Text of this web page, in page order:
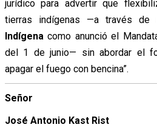
jurídico para advertir que
tierras indígenas —a través de
Indígena como anunció el
del 1 de junio— sin abordar el
apagar el fuego con bencina”.
Señor
José Antonio Kast Rist